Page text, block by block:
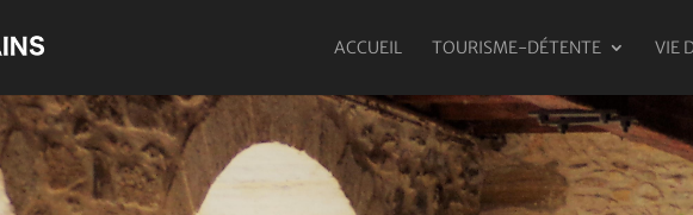
ACCUEIL TOURISME-DÉTENTE VIE